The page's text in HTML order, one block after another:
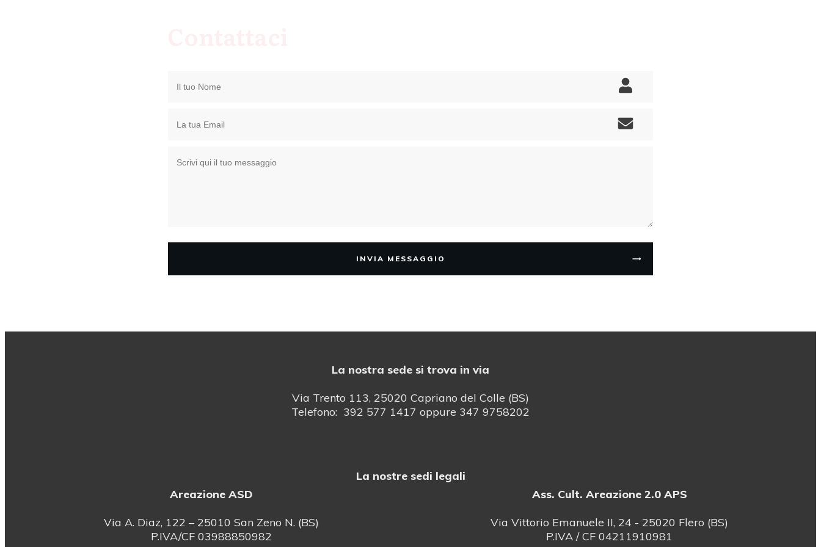
INVIA MESSAGGIO
La nostra sede si trova in via
Via Trento 113, 25020 Capriano del Colle (BS)
Telefono: 392 577 1417 oppure 347 9758202
La nostre sedi legali
Areazione ASD
Via A. Diaz, 122 – 25010 San Zeno N. (BS)
P.IVA/CF 03988850982
Ass. Cult. Areazione 2.0 APS
Via Vittorio Emanuele II, 24 - 25020 Flero (BS)
P.IVA / CF 04211910981